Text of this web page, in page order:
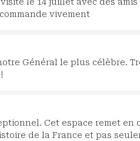
le 14 juillet avec des
vivement
Général le plus célèbre.
Cet espace remet en
de la France et pas